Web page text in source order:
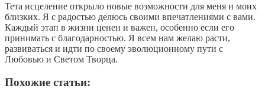
Тета исцеление открыло новые возможности для меня и моих
близких. Я с радостью делюсь своими впечатлениями с вами.
Каждый этап в жизни ценен и важен, особенно если его
принимать с благодарностью. Я всем нам желаю расти,
развиваться и идти по своему эволюционному пути с
Любовью и Светом Творца.
Похожие статьи: